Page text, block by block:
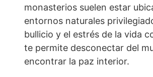
monasterios suelen estar
entornos naturales
bullicio y el estrés de la vida
te permite desconectar del
encontrar la paz interior.